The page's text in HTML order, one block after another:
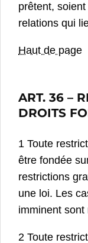
prêtent,
relations qui
Haut de page
ART. 36 –
DROITS
1 Toute
être fondée
restrictions
une loi. Les
imminent sont
2 Toute